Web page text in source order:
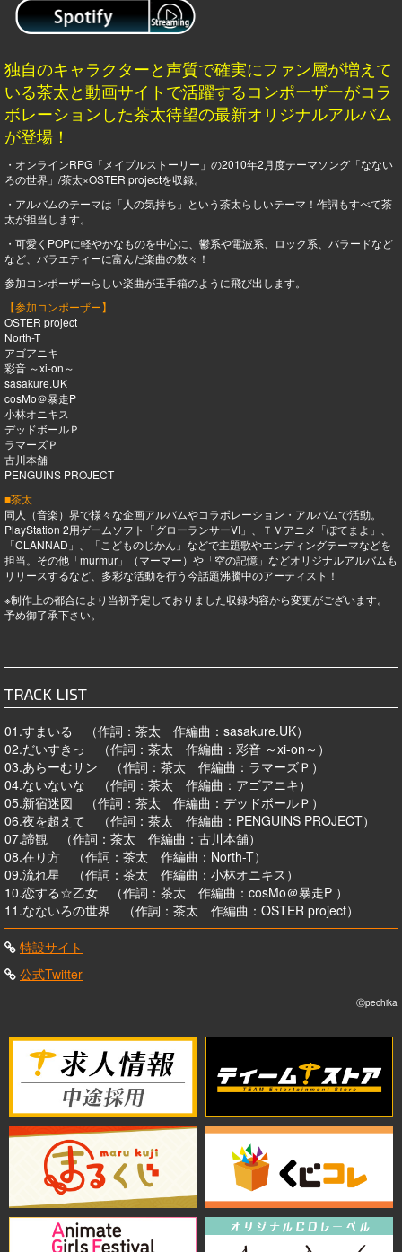
独自のキャラクターと声質で確実にファン層が増えて
いる茶太と動画サイトで活躍するコンポーザーがコラ
ボレーションした茶太待望の最新オリジナルアルバム
が登場！
・オンラインRPG「メイプルストーリー」の2010年2月度テーマソング「なない
ろの世界」/茶太×OSTER projectを収録。
・アルバムのテーマは「人の気持ち」という茶太らしいテーマ！作詞もすべて茶
太が担当します。
・可愛くPOPに軽やかなものを中心に、鬱系や電波系、ロック系、バラードなど
など、バラエティーに富んだ楽曲の数々！
参加コンポーザーらしい楽曲が玉手箱のように飛び出します。
【参加コンポーザー】
OSTER project
North-T
アゴアニキ
彩音 ～xi-on～
sasakure.UK
cosMo＠暴走P
小林オニキス
デッドボールＰ
ラマーズＰ
古川本舗
PENGUINS PROJECT
■茶太
同人（音楽）界で様々な企画アルバムやコラボレーション・アルバムで活動。
PlayStation 2用ゲームソフト「グローランサーVI」、ＴＶアニメ「ぽてまよ」、
「CLANNAD」、「こどものじかん」などで主題歌やエンディングテーマなどを
担当。その他「murmur」（マーマー）や「空の記憶」などオリジナルアルバムも
リリースするなど、多彩な活動を行う今話題沸騰中のアーティスト！
※制作上の都合により当初予定しておりました収録内容から変更がございます。
予め御了承下さい。
TRACK LIST
01.すまいる （作詞：茶太 作編曲：sasakure.UK）
02.だいすきっ （作詞：茶太 作編曲：彩音 ～xi-on～）
03.あらーむサン （作詞：茶太 作編曲：ラマーズＰ）
04.ないないな （作詞：茶太 作編曲：アゴアニキ）
05.新宿迷図 （作詞：茶太 作編曲：デッドボールＰ）
06.夜を超えて （作詞：茶太 作編曲：PENGUINS PROJECT）
07.諦観 （作詞：茶太 作編曲：古川本舗）
08.在り方 （作詞：茶太 作編曲：North-T）
09.流れ星 （作詞：茶太 作編曲：小林オニキス）
10.恋する☆乙女 （作詞：茶太 作編曲：cosMo＠暴走P ）
11.なないろの世界 （作詞：茶太 作編曲：OSTER project）
特設サイト
公式Twitter
Ⓒpechika